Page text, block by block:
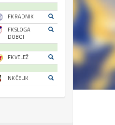
FK RADNIK
FK SLOGA
DOBOJ
FK VELEŽ
NK ČELIK